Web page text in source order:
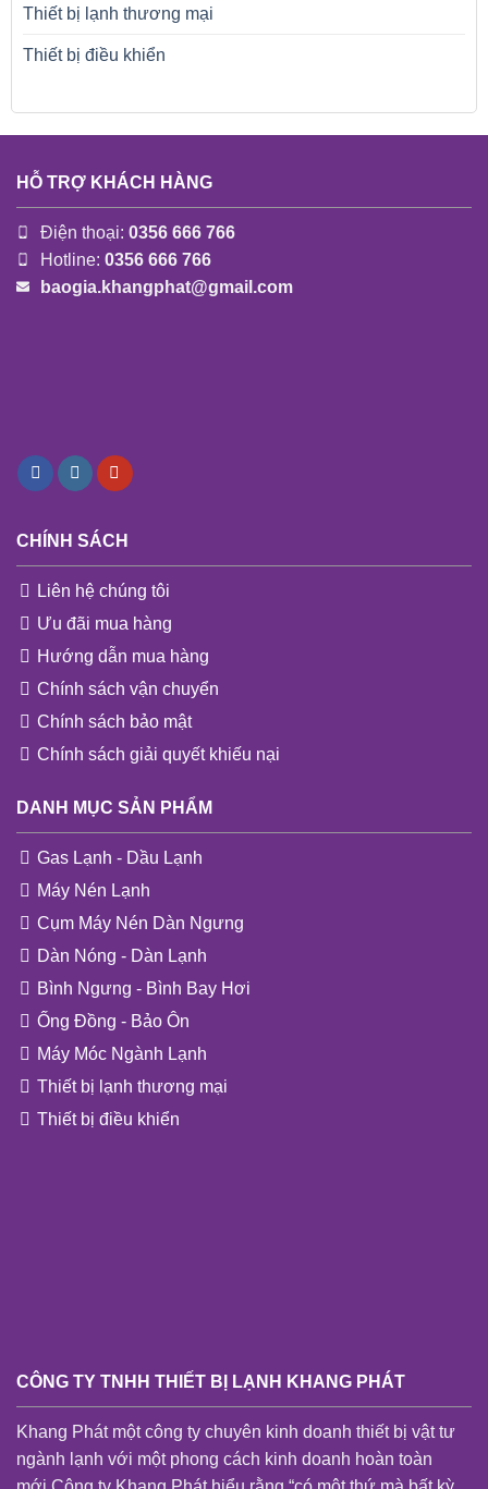
Thiết bị lạnh thương mại
Thiết bị điều khiển
HỖ TRỢ KHÁCH HÀNG
Điện thoại: 0356 666 766
Hotline: 0356 666 766
baogia.khangphat@gmail.com
CHÍNH SÁCH
Liên hệ chúng tôi
Ưu đãi mua hàng
Hướng dẫn mua hàng
Chính sách vận chuyển
Chính sách bảo mật
Chính sách giải quyết khiếu nại
DANH MỤC SẢN PHẨM
Gas Lạnh - Dầu Lạnh
Máy Nén Lạnh
Cụm Máy Nén Dàn Ngưng
Dàn Nóng - Dàn Lạnh
Bình Ngưng - Bình Bay Hơi
Ống Đồng - Bảo Ôn
Máy Móc Ngành Lạnh
Thiết bị lạnh thương mại
Thiết bị điều khiển
CÔNG TY TNHH THIẾT BỊ LẠNH KHANG PHÁT
Khang Phát một công ty chuyên kinh doanh thiết bị vật tư
ngành lạnh với một phong cách kinh doanh hoàn toàn